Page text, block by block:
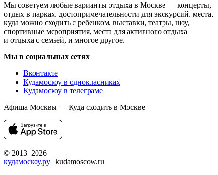
Мы советуем любые варианты отдыха в Москве — концерты,
отдых в парках, достопримечательности для экскурсий, места,
куда можно сходить с ребенком, выставки, театры, шоу,
спортивные мероприятия, места для активного отдыха
и отдыха с семьей, и многое другое.
Мы в социальных сетях
Вконтакте
Кудамоскоу в однокласниках
Кудамоскоу в телеграме
Афиша Москвы — Куда сходить в Москве
© 2013–2026
кудамоскоу.ру | kudamoscow.ru